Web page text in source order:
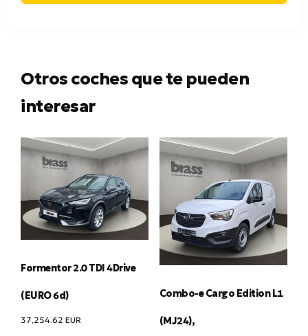
Otros coches que te pueden
interesar
Formentor 2.0 TDI 4Drive
(EURO 6d)
37,254.62 EUR
Combo-e Cargo Edition L1
(MJ24),